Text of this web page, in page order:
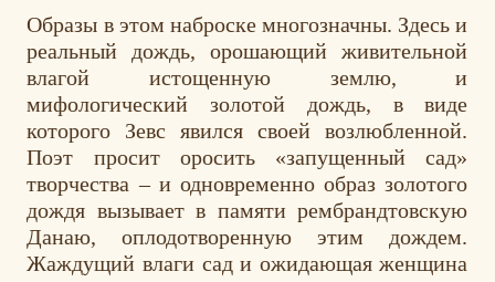
Образы в этом наброске многозначны. Здесь и
реальный дождь, орошающий живительной
влагой истощенную землю, и
мифологический золотой дождь, в виде
которого Зевс явился своей возлюбленной.
Поэт просит оросить «запущенный сад»
творчества – и одновременно образ золотого
дождя вызывает в памяти рембрандтовскую
Данаю, оплодотворенную этим дождем.
Жаждущий влаги сад и ожидающая женщина